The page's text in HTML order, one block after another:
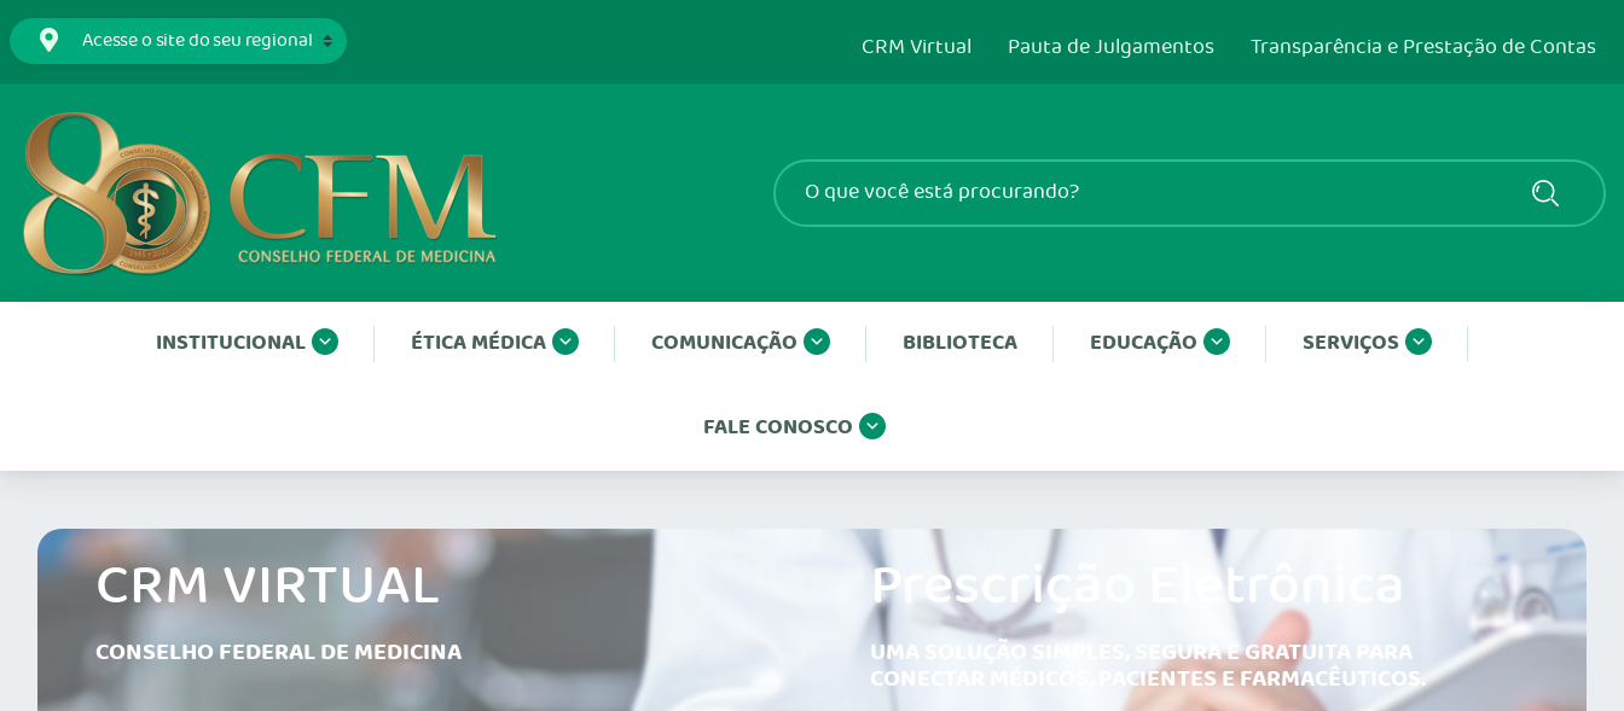
CRM Virtual Pauta de Julgamentos Transparência e Prestação de Contas
INSTITUCIONAL ÉTICA MÉDICA COMUNICAÇÃO BIBLIOTECA EDUCAÇÃO SERVIÇOS
FALE CONOSCO
CRM VIRTUAL
CONSELHO FEDERAL DE MEDICINA
Prescrição Eletrônica
UMA SOLUÇÃO SIMPLES, SEGURA E GRATUITA PARA
CONECTAR MÉDICOS, PACIENTES E FARMACÊUTICOS.